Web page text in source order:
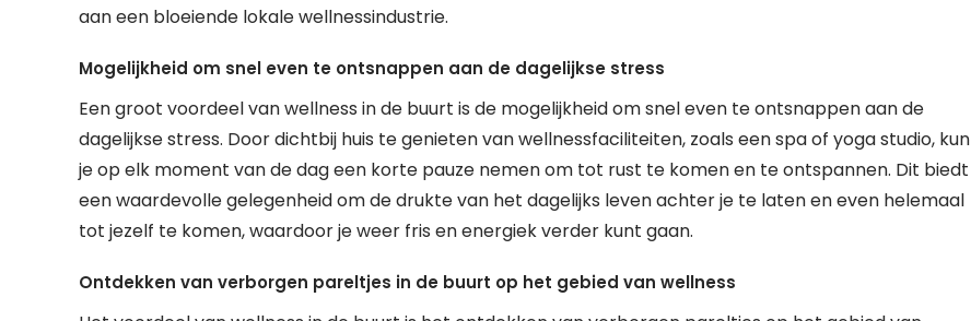
aan een bloeiende lokale wellnessindustrie.
Mogelijkheid om snel even te ontsnappen aan de dagelijkse stress
Een groot voordeel van wellness in de buurt is de mogelijkheid om snel even te ontsnappen aan de
dagelijkse stress. Door dichtbij huis te genieten van wellnessfaciliteiten, zoals een spa of yoga studio, kun
je op elk moment van de dag een korte pauze nemen om tot rust te komen en te ontspannen. Dit biedt
een waardevolle gelegenheid om de drukte van het dagelijks leven achter je te laten en even helemaal
tot jezelf te komen, waardoor je weer fris en energiek verder kunt gaan.
Ontdekken van verborgen pareltjes in de buurt op het gebied van wellness